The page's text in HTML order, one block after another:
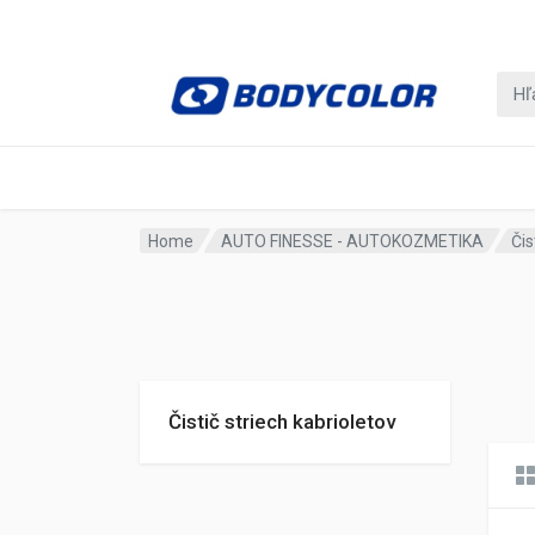
Home AUTO FINESSE - AUTOKOZMETIKA
Čistič striech kabrioletov